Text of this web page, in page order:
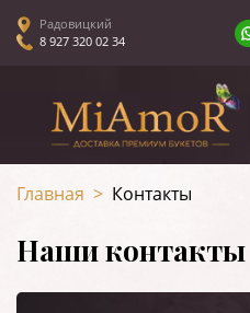
Радовицкий
8 927 320 02 34
Главная > Контакты
Наши контакты